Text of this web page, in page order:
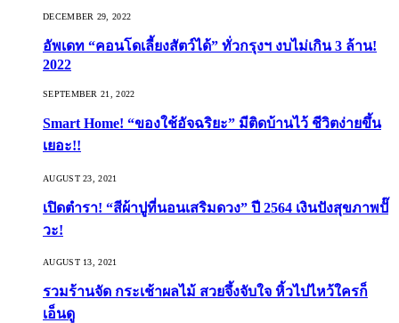
DECEMBER 29, 2022
อัพเดท “คอนโดเลี้ยงสัตว์ได้” ทั่วกรุงฯ งบไม่เกิน 3 ล้าน!
2022
SEPTEMBER 21, 2022
Smart Home! “ของใช้อัจฉริยะ” มีติดบ้านไว้ ชีวิตง่ายขึ้น
เยอะ!!
AUGUST 23, 2021
เปิดตำรา! “สีผ้าปูที่นอนเสริมดวง” ปี 2564 เงินปังสุขภาพปั๊
วะ!
AUGUST 13, 2021
รวมร้านจัด กระเช้าผลไม้ สวยจึ้งจับใจ หิ้วไปไหว้ใครก็
เอ็นดู